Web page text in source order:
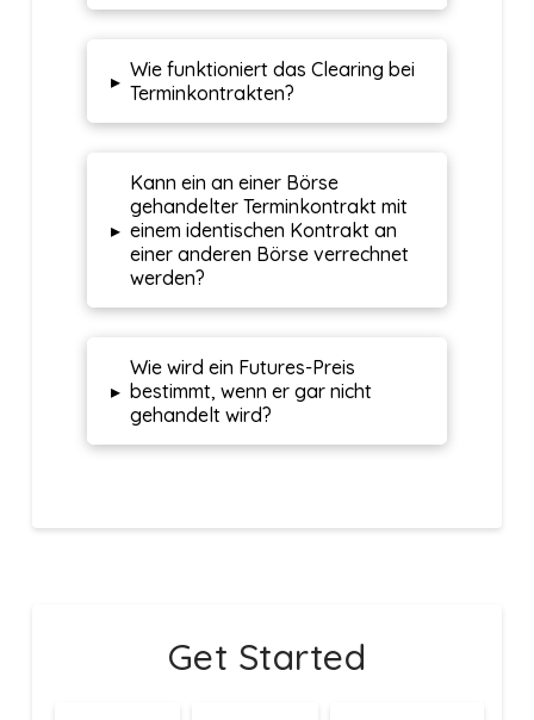
▸ Wie funktioniert das Clearing bei
Terminkontrakten?
▸
Kann ein an einer Börse
gehandelter Terminkontrakt mit
einem identischen Kontrakt an
einer anderen Börse verrechnet
werden?
▸
Wie wird ein Futures-Preis
bestimmt, wenn er gar nicht
gehandelt wird?
Get Started